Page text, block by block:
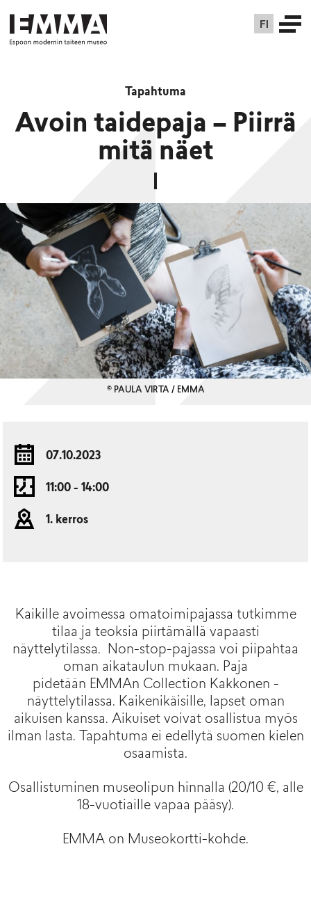
FI
Tapahtuma
Avoin taidepaja – Piirrä
mitä näet
© PAULA VIRTA / EMMA
07.10.2023
11:00 - 14:00
1. kerros
Kaikille avoimessa omatoimipajassa tutkimme
tilaa ja teoksia piirtämällä vapaasti
näyttelytilassa.
Non-stop-pajassa voi piipahtaa
oman aikataulun mukaan. Paja
pidetään EMMAn Collection Kakkonen -
näyttelytilassa. Kaikenikäisille, lapset oman
aikuisen kanssa. Aikuiset voivat osallistua myös
ilman lasta. Tapahtuma ei edellytä suomen kielen
osaamista.
Osallistuminen museolipun hinnalla (20/10 €, alle
18-vuotiaille vapaa pääsy).
EMMA on Museokortti-kohde.